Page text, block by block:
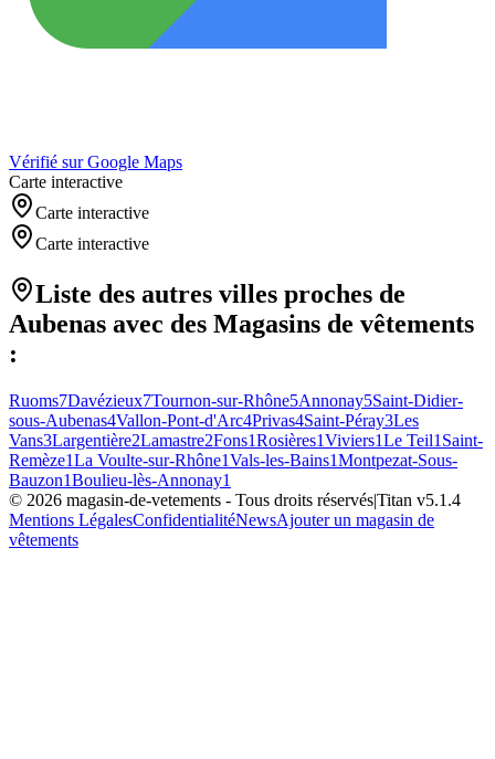
Vérifié sur Google Maps
Carte interactive
Carte interactive
Carte interactive
Liste des autres villes proches de
Aubenas avec des Magasins de vêtements
:
Ruoms7Davézieux7Tournon-sur-Rhône5Annonay5Saint-Didier-
sous-Aubenas4Vallon-Pont-d'Arc4Privas4Saint-Péray3Les
Vans3Largentière2Lamastre2Fons1Rosières1Viviers1Le Teil1 Saint-
Remèze1La Voulte-sur-Rhône1Vals-les-Bains1Montpezat-Sous-
Bauzon1Boulieu-lès-Annonay1
© 2026 magasin-de-vetements - Tous droits réservés|Titan v5.1.4
Mentions LégalesConfidentialitéNewsAjouter un magasin de
vêtements